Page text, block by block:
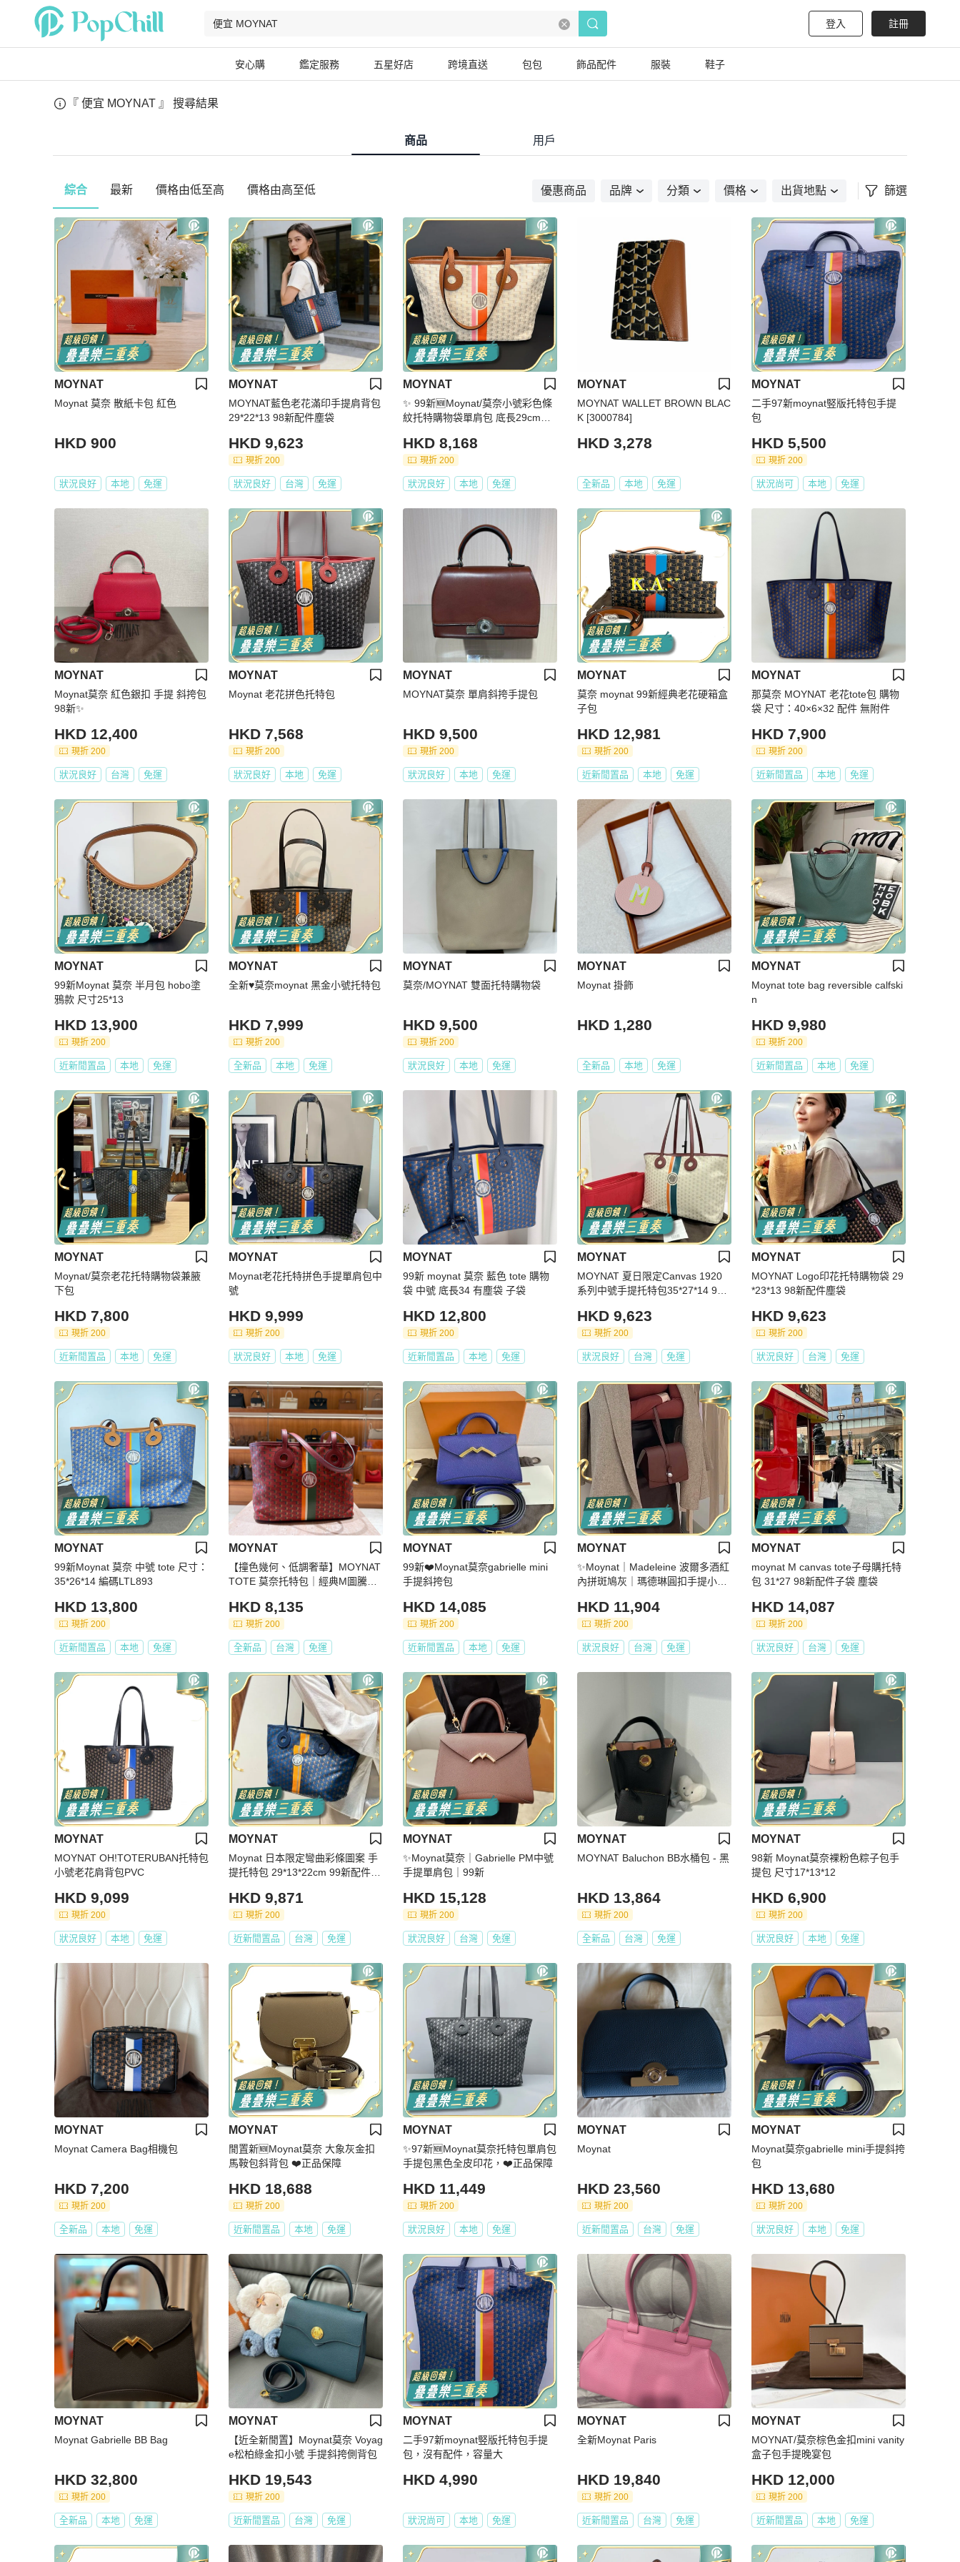
登入 註冊
安心購 鑑定服務 五星好店 跨境直送 包包 飾品配件 服裝 鞋子
『 便宜 MOYNAT 』 搜尋結果
商品 用戶
綜合 最新 價格由低至高 價格由高至低 優惠商品 品牌 分類 價格 出貨地點 篩選
MOYNAT
Moynat 莫奈 散紙卡包 紅色
HKD 900
狀況良好 本地 免運
MOYNAT
MOYNAT藍色老花滿印手提肩背包
29*22*13 98新配件塵袋
HKD 9,623
現折 200
狀況良好 台灣 免運
MOYNAT
✨ 99新🆕Moynat/莫奈小號彩色條
紋托特購物袋單肩包 底長29cm❤️
HKD 8,168
現折 200
狀況良好 本地 免運
MOYNAT
MOYNAT WALLET BROWN BLAC
K [3000784]
HKD 3,278
全新品 本地 免運
MOYNAT
二手97新moynat竪版托特包手提
包
HKD 5,500
現折 200
狀況尚可 本地 免運
MOYNAT
Moynat莫奈 紅色銀扣 手提 斜挎包
98新✨️
HKD 12,400
現折 200
狀況良好 台灣 免運
MOYNAT
Moynat 老花拼色托特包
HKD 7,568
現折 200
狀況良好 本地 免運
MOYNAT
MOYNAT莫奈 單肩斜挎手提包
HKD 9,500
現折 200
狀況良好 本地 免運
MOYNAT
莫奈 moynat 99新經典老花硬箱盒
子包
HKD 12,981
現折 200
近新閒置品 本地 免運
MOYNAT
那莫奈 MOYNAT 老花tote包 購物
袋 尺寸：40×6×32 配件 無附件
HKD 7,900
現折 200
近新閒置品 本地 免運
MOYNAT
99新Moynat 莫奈 半月包 hobo塗
鴉款 尺寸25*13
HKD 13,900
現折 200
近新閒置品 本地 免運
MOYNAT
全新♥️莫奈moynat 黑金小號托特包
HKD 7,999
現折 200
全新品 本地 免運
MOYNAT
莫奈/MOYNAT 雙面托特購物袋
HKD 9,500
現折 200
狀況良好 本地 免運
MOYNAT
Moynat 掛飾
HKD 1,280
全新品 本地 免運
MOYNAT
Moynat tote bag reversible calfski
n
HKD 9,980
現折 200
近新閒置品 本地 免運
MOYNAT
Moynat/莫奈老花托特購物袋兼腋
下包
HKD 7,800
現折 200
近新閒置品 本地 免運
MOYNAT
Moynat老花托特拼色手提單肩包中
號
HKD 9,999
現折 200
狀況良好 本地 免運
MOYNAT
99新 moynat 莫奈 藍色 tote 購物
袋 中號 底長34 有塵袋 子袋
HKD 12,800
現折 200
近新閒置品 本地 免運
MOYNAT
MOYNAT 夏日限定Canvas 1920
系列中號手提托特包35*27*14 98
HKD 9,623
現折 200
狀況良好 台灣 免運
MOYNAT
MOYNAT Logo印花托特購物袋 29
*23*13 98新配件塵袋
HKD 9,623
現折 200
狀況良好 台灣 免運
MOYNAT
99新Moynat 莫奈 中號 tote 尺寸：
35*26*14 編碼LTL893
HKD 13,800
現折 200
近新閒置品 本地 免運
MOYNAT
【撞色幾何、低調奢華】MOYNAT
TOTE 莫奈托特包｜經典M圖騰｜
背包-小號
HKD 8,135
現折 200
全新品 台灣 免運
MOYNAT
99新❤️Moynat莫奈gabrielle mini
手提斜挎包
HKD 14,085
現折 200
近新閒置品 本地 免運
MOYNAT
✨Moynat｜Madeleine 波爾多酒紅
內拼斑鳩灰｜瑪德琳圓扣手提小盒
HKD 11,904
現折 200
狀況良好 台灣 免運
MOYNAT
moynat M canvas tote子母購托特
包 31*27 98新配件子袋 塵袋
HKD 14,087
現折 200
狀況良好 台灣 免運
MOYNAT
MOYNAT OH!TOTERUBAN托特包
小號老花肩背包PVC
HKD 9,099
現折 200
狀況良好 本地 免運
MOYNAT
Moynat 日本限定彎曲彩條圖案 手
提托特包 29*13*22cm 99新配件塵
HKD 9,871
現折 200
近新閒置品 台灣 免運
MOYNAT
✨Moynat莫奈｜Gabrielle PM中號
手提單肩包｜99新
HKD 15,128
現折 200
狀況良好 台灣 免運
MOYNAT
MOYNAT Baluchon BB水桶包 - 黑
HKD 13,864
現折 200
全新品 台灣 免運
MOYNAT
98新 Moynat莫奈裸粉色粽子包手
提包 尺寸17*13*12
HKD 6,900
現折 200
狀況良好 本地 免運
MOYNAT
Moynat Camera Bag相機包
HKD 7,200
現折 200
全新品 本地 免運
MOYNAT
閒置新🆕Moynat莫奈 大象灰金扣
馬鞍包斜背包 ❤️正品保障
HKD 18,688
現折 200
近新閒置品 本地 免運
MOYNAT
✨97新🆕Moynat莫奈托特包單肩包
手提包黑色全皮印花，❤️正品保障
HKD 11,449
現折 200
狀況良好 本地 免運
MOYNAT
Moynat
HKD 23,560
現折 200
近新閒置品 台灣 免運
MOYNAT
Moynat莫奈gabrielle mini手提斜挎
包
HKD 13,680
現折 200
狀況良好 本地 免運
MOYNAT
Moynat Gabrielle BB Bag
HKD 32,800
現折 200
全新品 本地 免運
MOYNAT
【近全新閒置】Moynat莫奈 Voyag
e松柏綠金扣小號 手提斜挎側背包
HKD 19,543
現折 200
近新閒置品 台灣 免運
MOYNAT
二手97新moynat竪版托特包手提
包，沒有配件，容量大
HKD 4,990
狀況尚可 本地 免運
MOYNAT
全新Moynat Paris
HKD 19,840
現折 200
近新閒置品 台灣 免運
MOYNAT
MOYNAT/莫奈棕色金扣mini vanity
盒子包手提晚宴包
HKD 12,000
現折 200
近新閒置品 本地 免運